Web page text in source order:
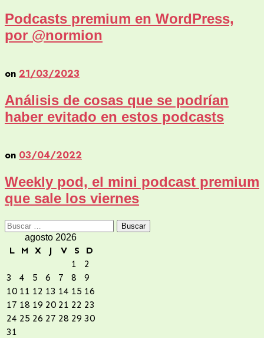
Podcasts premium en WordPress,
por @normion
on 21/03/2023
Análisis de cosas que se podrían
haber evitado en estos podcasts
on 03/04/2022
Weekly pod, el mini podcast premium
que sale los viernes
Buscar:
agosto 2026
L M X J V S
D
1
2
3
4 5 6 7 8
9
10 11 12 13 14 15 16
17 18 19 20 21 22 23
24 25 26 27 28 29 30
31